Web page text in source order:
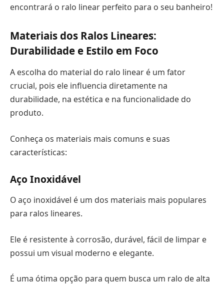
encontrará o ralo linear perfeito para o seu banheiro!
Materiais dos Ralos Lineares:
Durabilidade e Estilo em Foco
A escolha do material do ralo linear é um fator
crucial, pois ele influencia diretamente na
durabilidade, na estética e na funcionalidade do
produto.
Conheça os materiais mais comuns e suas
características:
Aço Inoxidável
O aço inoxidável é um dos materiais mais populares
para ralos lineares.
Ele é resistente à corrosão, durável, fácil de limpar e
possui um visual moderno e elegante.
É uma ótima opção para quem busca um ralo de alta